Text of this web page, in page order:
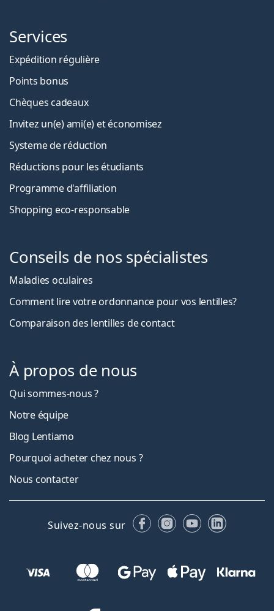
Services
Expédition régulière
Points bonus
Chèques cadeaux
Invitez un(e) ami(e) et économisez
Systeme de réduction
Réductions pour les étudiants
Programme d'affiliation
Shopping eco-responsable
Conseils de nos spécialistes
Maladies oculaires
Comment lire votre ordonnance pour vos lentilles?
Comparaison des lentilles de contact
À propos de nous
Qui sommes-nous ?
Notre équipe
Blog Lentiamo
Pourquoi acheter chez nous ?
Nous contacter
Suivez-nous sur FacebookInstagram
YouTubeLinkedIn